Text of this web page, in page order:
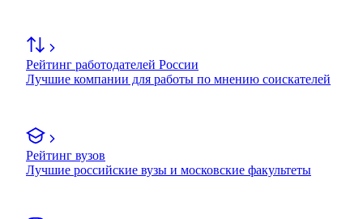
Рейтинг работодателей России
Лучшие компании для работы по мнению соискателей
Рейтинг вузов
Лучшие российские вузы и московские факультеты